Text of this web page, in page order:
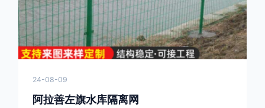
气性好等特点。体育场围栏网是一种
24-08-09
阿拉善左旗水库隔离网